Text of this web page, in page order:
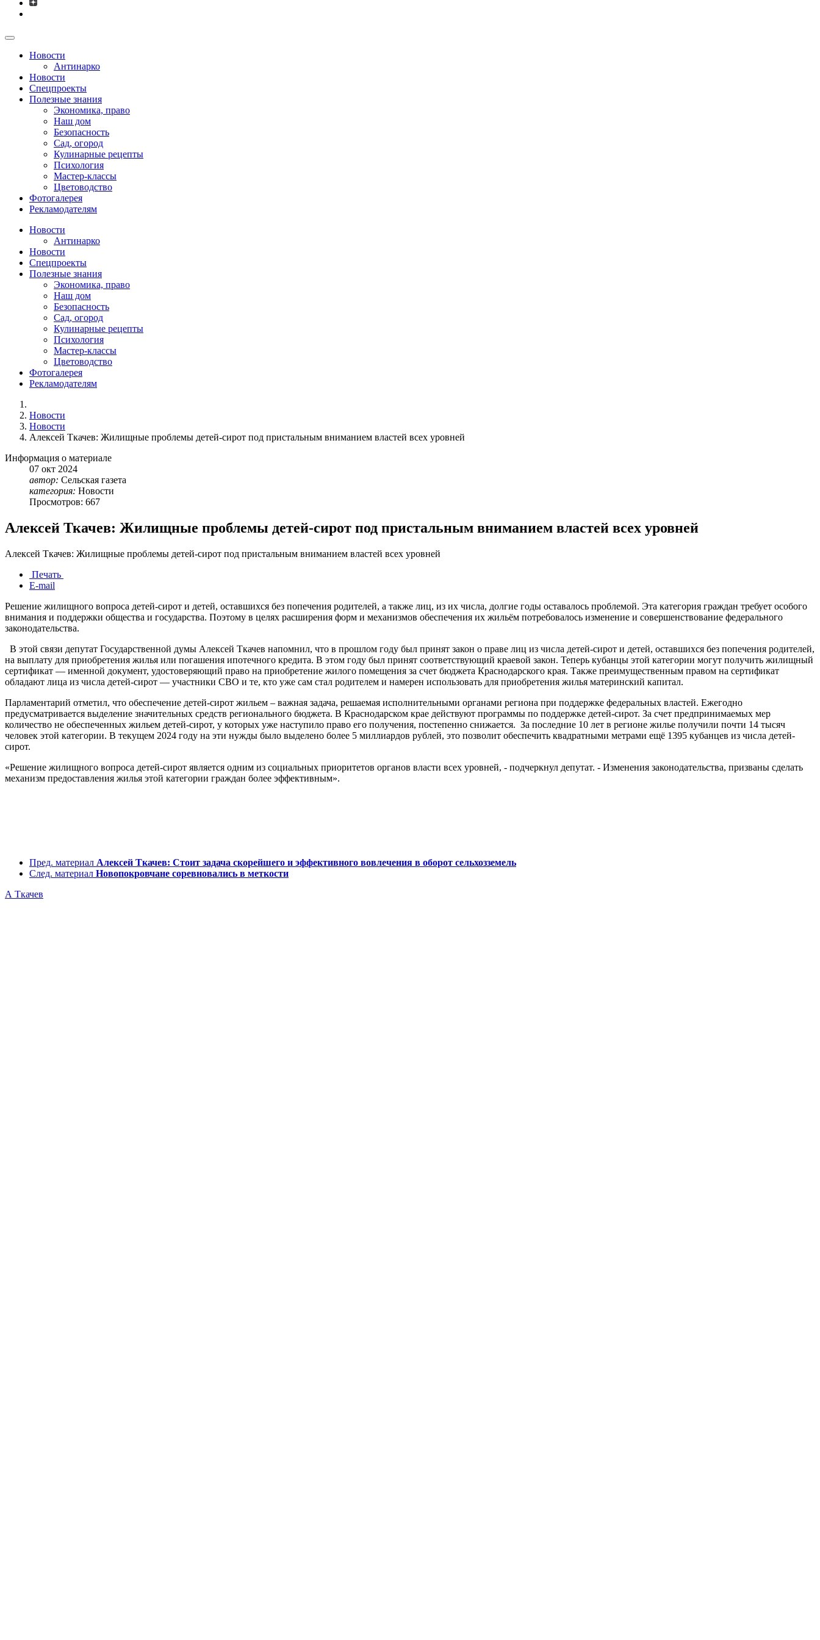
Новости
Антинарко
Новости
Спецпроекты
Полезные знания
Экономика, право
Наш дом
Безопасность
Сад, огород
Кулинарные рецепты
Психология
Мастер-классы
Цветоводство
Фотогалерея
Рекламодателям
Новости
Антинарко
Новости
Спецпроекты
Полезные знания
Экономика, право
Наш дом
Безопасность
Сад, огород
Кулинарные рецепты
Психология
Мастер-классы
Цветоводство
Фотогалерея
Рекламодателям
Новости
Новости
Алексей Ткачев: Жилищные проблемы детей-сирот под пристальным вниманием властей всех уровней
Информация о материале
07 окт 2024
автор: Сельская газета
категория: Новости
Просмотров: 667
Алексей Ткачев: Жилищные проблемы детей-сирот под пристальным вниманием властей всех уровней
Алексей Ткачев: Жилищные проблемы детей-сирот под пристальным вниманием властей всех уровней
Печать
E-mail
Решение жилищного вопроса детей-сирот и детей, оставшихся без попечения родителей, а также лиц, из их числа, долгие годы оставалось проблемой. Эта категория граждан требует особого
внимания и поддержки общества и государства. Поэтому в целях расширения форм и механизмов обеспечения их жильём потребовалось изменение и совершенствование федерального
законодательства.
В этой связи депутат Государственной думы Алексей Ткачев напомнил, что в прошлом году был принят закон о праве лиц из числа детей-сирот и детей, оставшихся без попечения родителей,
на выплату для приобретения жилья или погашения ипотечного кредита. В этом году был принят соответствующий краевой закон. Теперь кубанцы этой категории могут получить жилищный
сертификат — именной документ, удостоверяющий право на приобретение жилого помещения за счет бюджета Краснодарского края. Также преимущественным правом на сертификат
обладают лица из числа детей-сирот — участники СВО и те, кто уже сам стал родителем и намерен использовать для приобретения жилья материнский капитал.
Парламентарий отметил, что обеспечение детей-сирот жильем – важная задача, решаемая исполнительными органами региона при поддержке федеральных властей. Ежегодно
предусматривается выделение значительных средств регионального бюджета. В Краснодарском крае действуют программы по поддержке детей-сирот. За счет предпринимаемых мер
количество не обеспеченных жильем детей-сирот, у которых уже наступило право его получения, постепенно снижается. За последние 10 лет в регионе жилье получили почти 14 тысяч
человек этой категории. В текущем 2024 году на эти нужды было выделено более 5 миллиардов рублей, это позволит обеспечить квадратными метрами ещё 1395 кубанцев из числа детей-
сирот.
«Решение жилищного вопроса детей-сирот является одним из социальных приоритетов органов власти всех уровней, - подчеркнул депутат. - Изменения законодательства, призваны сделать
механизм предоставления жилья этой категории граждан более эффективным».
Пред. материал Алексей Ткачев: Стоит задача скорейшего и эффективного вовлечения в оборот сельхозземель
След. материал Новопокровчане соревновались в меткости
А Ткачев